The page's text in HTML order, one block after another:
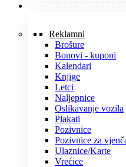
Reklamni
Brošure
Bonovi - kuponi
Kalendari
Knjige
Letci
Naljepnice
Oslikavanje vozila
Plakati
Pozivnice
Pozivnice za
Ulaznice/Karte
Vrećice